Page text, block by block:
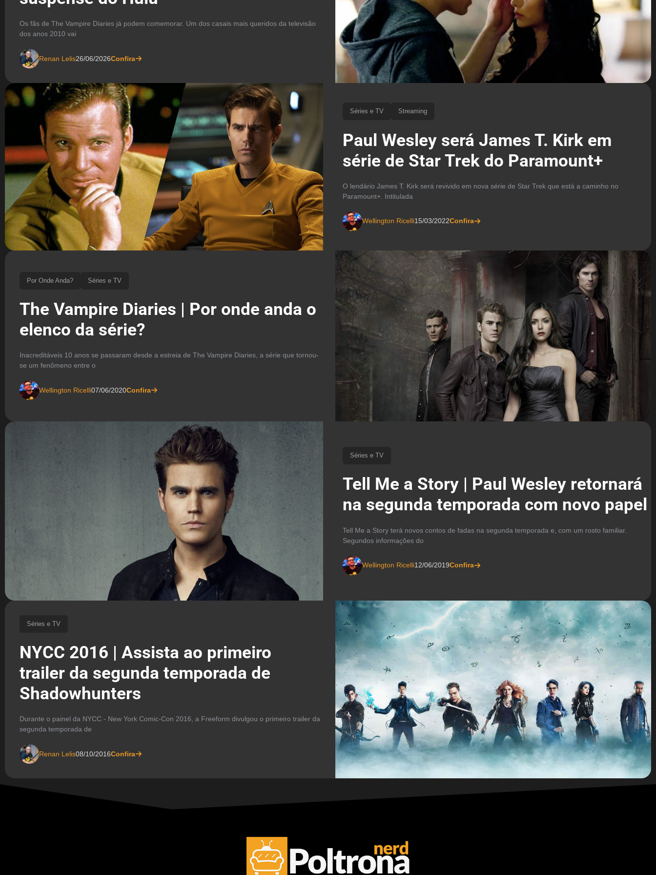
Os fãs de The Vampire Diaries já podem comemorar. Um dos casais mais queridos da televisão
dos anos 2010 vai
Renan Lelis26/06/2026Confira
Séries e TV Streaming
Paul Wesley será James T. Kirk em
série de Star Trek do Paramount+
O lendário James T. Kirk será revivido em nova série de Star Trek que está a caminho no
Paramount+. Intitulada
Wellington Ricelli15/03/2022Confira
Por Onde Anda? Séries e TV
The Vampire Diaries | Por onde anda o
elenco da série?
Inacreditáveis 10 anos se passaram desde a estreia de The Vampire Diaries, a série que tornou-
se um fenômeno entre o
Wellington Ricelli07/06/2020Confira
Séries e TV
Tell Me a Story | Paul Wesley retornará
na segunda temporada com novo papel
Tell Me a Story terá novos contos de fadas na segunda temporada e, com um rosto familiar.
Segundos informações do
Wellington Ricelli12/06/2019Confira
Séries e TV
NYCC 2016 | Assista ao primeiro
trailer da segunda temporada de
Shadowhunters
Durante o painel da NYCC - New York Comic-Con 2016, a Freeform divulgou o primeiro trailer da
segunda temporada de
Renan Lelis08/10/2016Confira